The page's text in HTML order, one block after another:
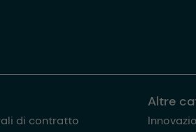
di contratto
Altre